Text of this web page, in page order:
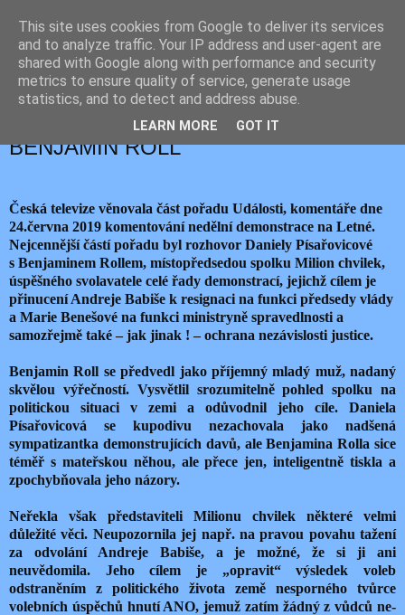
JEMELIK ZDENĚK
pondělí 24. června 2019
CO SE V TELEVIZI NEDOVĚDĚL
BENJAMIN ROLL
Česká televize věnovala část pořadu Události, komentáře dne
24.června 2019 komentování nedělní demonstrace na Letné.
Nejcennější částí pořadu byl rozhovor Daniely Písařovicové
s Benjaminem Rollem, místopředsedou spolku Milion chvilek,
úspěšného svolavatele celé řady demonstrací, jejichž cílem je
přinucení Andreje Babiše k resignaci na funkci předsedy vlády
a Marie Benešové na funkci ministryně spravedlnosti a
samozřejmě také – jak jinak ! – ochrana nezávislosti justice.
Benjamin Roll se předvedl jako příjemný mladý muž, nadaný
skvělou výřečností. Vysvětlil srozumitelně pohled spolku na
politickou situaci v zemi a odůvodnil jeho cíle. Daniela
Písařovicová se kupodivu nezachovala jako nadšená
sympatizantka demonstrujících davů, ale Benjamina Rolla sice
téměř s mateřskou něhou, ale přece jen, inteligentně tiskla a
zpochybňovala jeho názory.
Neřekla však představiteli Milionu chvilek některé velmi
důležité věci. Neupozornila jej např. na pravou povahu tažení
za odvolání Andreje Babiše, a je možné, že si ji ani
neuvědomila. Jeho cílem je „opravit“ výsledek voleb
odstraněním z politického života země nesporného tvůrce
volebních úspěchů hnutí ANO, jemuž zatím žádný z vůdců ne-
This site uses cookies from Google to deliver its services
and to analyze traffic. Your IP address and user-agent are
shared with Google along with performance and security
metrics to ensure quality of service, generate usage
statistics, and to detect and address abuse.
LEARN MORE GOT IT